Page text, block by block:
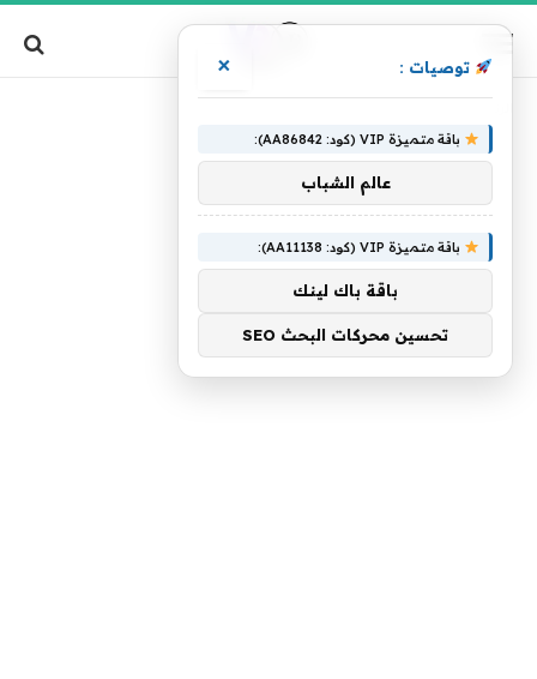
توصيات : ×
باقة متميزة VIP (كود: AA86842):
عالم الشباب
باقة متميزة VIP (كود: AA11138):
باقة باك لينك
تحسين محركات البحث SEO